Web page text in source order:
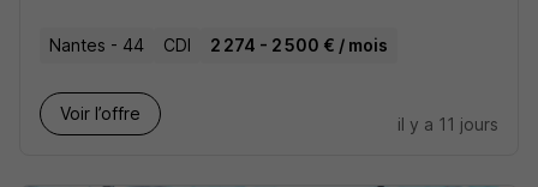
Nantes - 44 CDI 2 274 - 2 500 € / mois
Voir l’offre
il y a 11 jours